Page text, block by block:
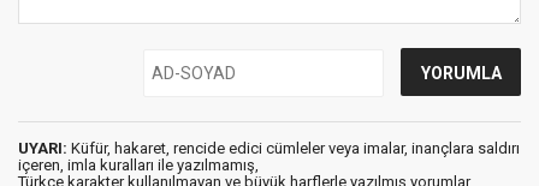
UYARI: Küfür, hakaret, rencide edici cümleler veya imalar, inançlara saldırı
içeren, imla kuralları ile yazılmamış,
Türkçe karakter kullanılmayan ve büyük harflerle yazılmış yorumlar